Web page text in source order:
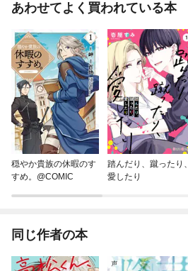
あわせてよく買われている本
穏やか貴族の休暇のす
すめ。@COMIC
踏んだり、蹴ったり、
愛したり
同じ作者の本